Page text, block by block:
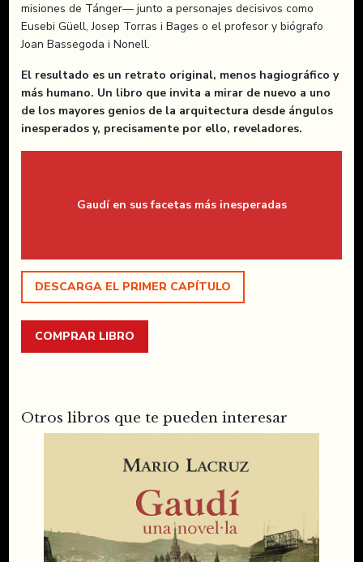
misiones de Tánger— junto a personajes decisivos como
Eusebi Güell, Josep Torras i Bages o el profesor y biógrafo
Joan Bassegoda i Nonell.
El resultado es un retrato original, menos hagiográfico y
más humano. Un libro que invita a mirar de nuevo a uno
de los mayores genios de la arquitectura desde ángulos
inesperados y, precisamente por ello, reveladores.
Gaudí en sus facetas más inesperadas
DESCARGA EL PRIMER CAPÍTULO
COMPRAR LIBRO
Otros libros que te pueden interesar